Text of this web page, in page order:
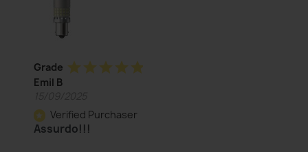
Grade star star star star star
Emil B
star Verified Purchaser
Assurdo!!!